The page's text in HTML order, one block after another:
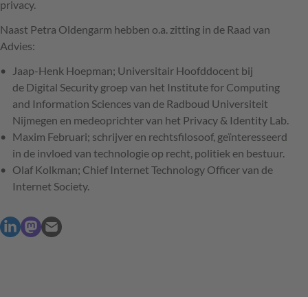
privacy.
Naast Petra Oldengarm hebben o.a. zitting in de Raad van
Advies:
Jaap-Henk Hoepman; Universitair Hoofddocent bij
de Digital Security groep van het Institute for Computing
and Information Sciences van de Radboud Universiteit
Nijmegen en medeoprichter van het Privacy & Identity Lab.
Maxim Februari; schrijver en rechtsfilosoof, geïnteresseerd
in de invloed van technologie op recht, politiek en bestuur.
Olaf Kolkman; Chief Internet Technology Officer van de
Internet Society.